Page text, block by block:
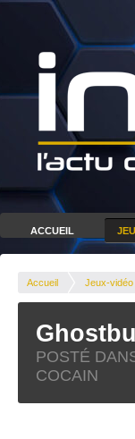
ACCUEIL
Accueil Jeux-vidéo
POSTÉ
COCAIN